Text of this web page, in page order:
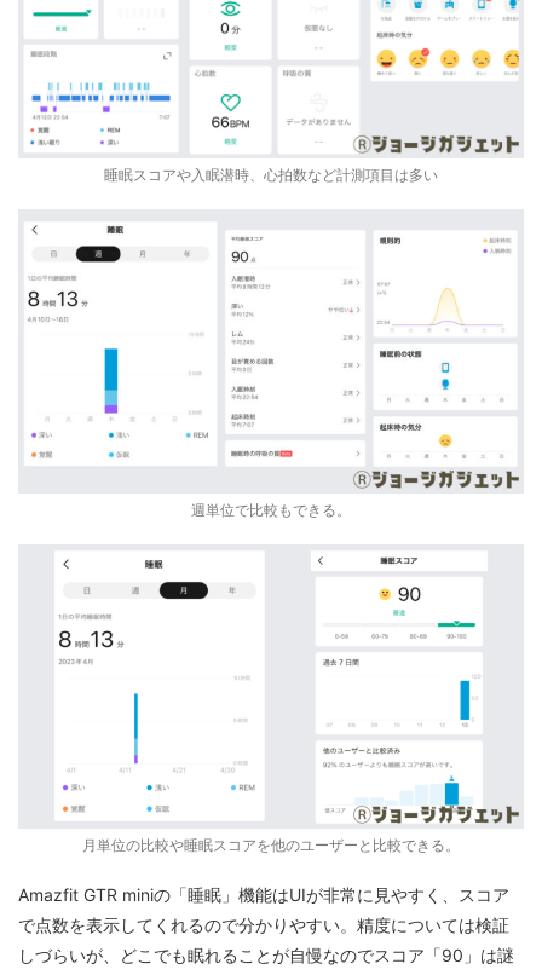
睡眠スコアや入眠潜時、心拍数など計測項目は多い
週単位で比較もできる。
月単位の比較や睡眠スコアを他のユーザーと比較できる。
Amazfit GTR miniの「睡眠」機能はUIが非常に見やすく、スコア
で点数を表示してくれるので分かりやすい。精度については検証
しづらいが、どこでも眠れることが自慢なのでスコア「90」は謎